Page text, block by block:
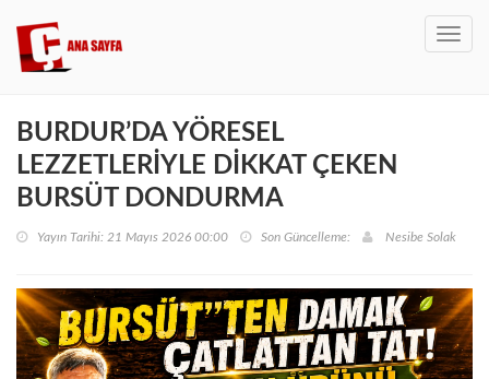
BURDUR’DA YÖRESEL
LEZZETLERİYLE DİKKAT ÇEKEN
BURSÜT DONDURMA
Yayın Tarihi: 21 Mayıs 2026 00:00 Son Güncelleme: Nesibe Solak